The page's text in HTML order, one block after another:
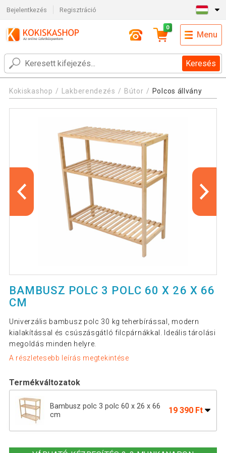
Bejelentkezés Regisztráció
Keresés
0
Menu
Kokiskashop Lakberendezés Bútor Polcos állvány
BAMBUSZ POLC 3 POLC 60 X 26 X 66
CM
Univerzális bambusz polc 30 kg teherbírással, modern
kialakítással és csúszásgátló filcpárnákkal. Ideális tárolási
megoldás minden helyre.
A részletesebb leírás megtekintése
Termékváltozatok
Bambusz polc 3 polc 60 x 26 x 66
cm
19 390 Ft
40 cm